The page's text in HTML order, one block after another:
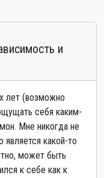
и
лет (возможно
себя каким-
Мне никогда не
является какой-то
может быть
к себе как к